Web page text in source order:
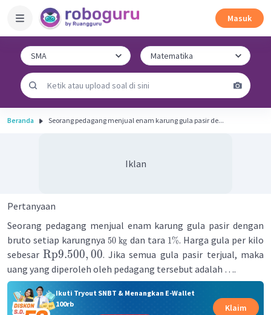
Masuk
Beranda Seorang pedagang menjual enam karung gula pasir de...
Iklan
Pertanyaan
Seorang pedagang menjual enam karung gula pasir dengan
bruto setiap karungnya50 kg dan tara 1%. Harga gula per kilo
sebesarRp9.500, 00. Jika semua gula pasir terjual, maka
uang yang diperoleh oleh pedagang tersebut adalah ….
Ikuti Tryout SNBT & Menangkan E-Wallet
100rb
Klaim